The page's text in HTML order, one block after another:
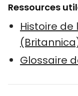
Ressources
Histoire
Glossaire